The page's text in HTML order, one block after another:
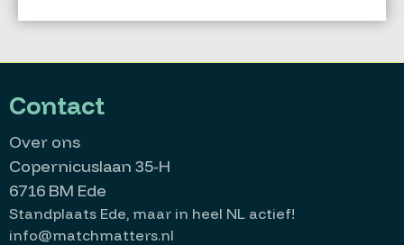
Contact
Over ons
Copernicuslaan 35-H
6716 BM Ede
Standplaats Ede, maar in heel NL actief!
info@matchmatters.nl